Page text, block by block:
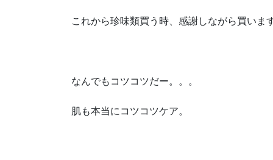
これから珍味類買う時、感謝しながら買いま
なんでもコツコツだー。。。
肌も本当にコツコツケア。